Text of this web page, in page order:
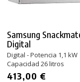
Samsung
Digital
Digital - Potencia 1,1 kW
Capacidad 26 litros
413,00 €